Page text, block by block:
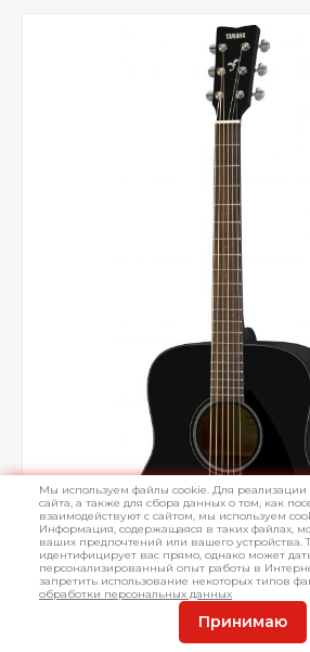
Мы используем файлы cookie. Для
сайта, а также для сбора данных о том, как
взаимодействуют с сайтом, мы используем
Информация, содержащаяся в таких файлах,
ваших предпочтений или вашего устройства.
идентифицирует вас прямо, однако может
персонализированный опыт работы в
запретить использование некоторых типов
обработки персональных данных
Принимаю